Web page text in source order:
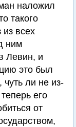
наложил
такого
из всех
ним
Левин, и
это был
ли не из-
его
от